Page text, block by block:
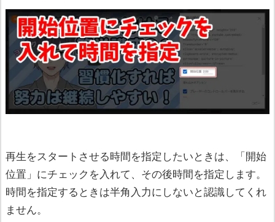
再生をスタートさせる時間を指定したいときは、「開始
位置」にチェックを入れて、その後時間を指定します。
時間を指定するときは半角入力にしないと認識してくれ
ません。